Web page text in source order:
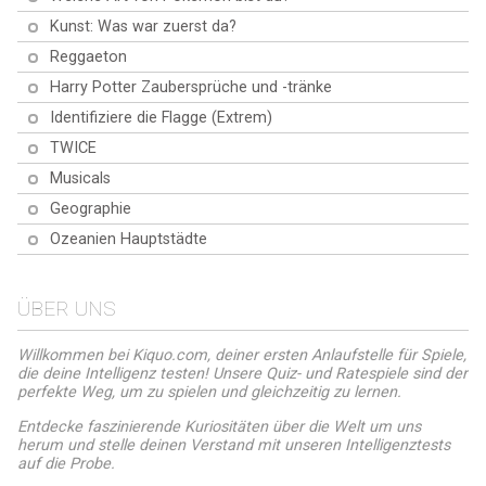
Kunst: Was war zuerst da?
Reggaeton
Harry Potter Zaubersprüche und -tränke
Identifiziere die Flagge (Extrem)
TWICE
Musicals
Geographie
Ozeanien Hauptstädte
ÜBER UNS
Willkommen bei Kiquo.com, deiner ersten Anlaufstelle für Spiele,
die deine Intelligenz testen! Unsere Quiz- und Ratespiele sind der
perfekte Weg, um zu spielen und gleichzeitig zu lernen.
Entdecke faszinierende Kuriositäten über die Welt um uns
herum und stelle deinen Verstand mit unseren Intelligenztests
auf die Probe.